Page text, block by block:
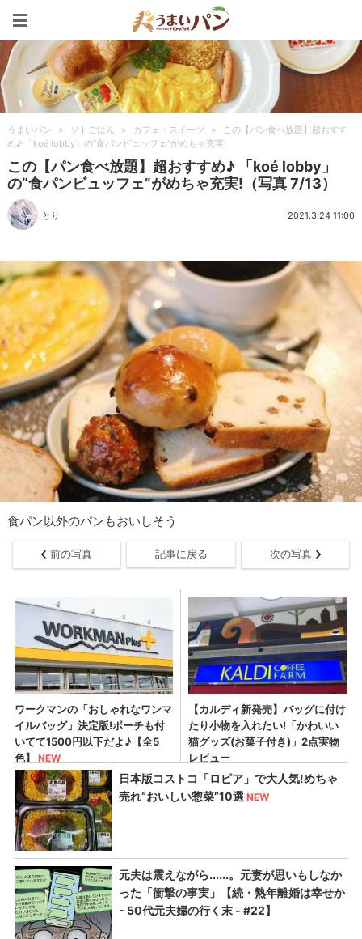
うまいパン > ソトごはん > カフェ・スイーツ >
この【パン食べ放題】超おすす
め♪ 「koé lobby」の“食パンビュッフェ”がめちゃ充実!
この【パン食べ放題】超おすすめ♪ 「koé lobby」
の“食パンビュッフェ”がめちゃ充実!（写真 7/13）
とり 2021.3.24 11:00
食パン以外のパンもおいしそう
前の写真 記事に戻る 次の写真